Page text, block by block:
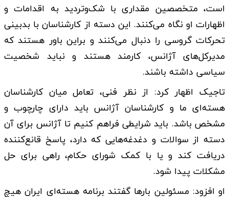
است، متخصصین مقداری با شک‌و‌تردید به اقدامات و
اظهارات او نگاه می‌کنند. این دسته از کارشناسان با بدبینی
تحرکات گروسی را دنبال می‌کنند و براین باور هستند که
مدیرکل‌های آژانس، کارمند هستند و نباید شخصیت
سیاسی داشته باشند.
تاجیک اظهار کرد: از نظر فنی، تعامل میان کارشناسان
هسته‌ای ما و کارشناسان آژانس باید دارای چارچوب و
مشخص باشد. باید شرایطی فراهم کنیم تا آژانس برای آن
دسته از سوالات و دغدغه‌هایی که دارد، پاسخ‌ قانع‌کننده
دریافت کند و یا با کمک شورای حکام، راهی برای حل
مشکلات پیدا شود.
او افزود: مسئولین بارها گفتند برنامه هسته‌ای ایران هیچ